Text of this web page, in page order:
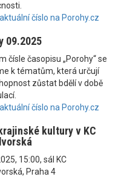
číslo na Porohy.cz
09.2025
čísle časopisu „Porohy“ se
k tématům, která určují
zůstat bdělí v době
číslo na Porohy.cz
kultury v KC
15:00, sál KC
Praha 4